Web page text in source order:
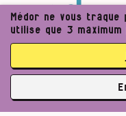
Médor ne vous
utilise que 3